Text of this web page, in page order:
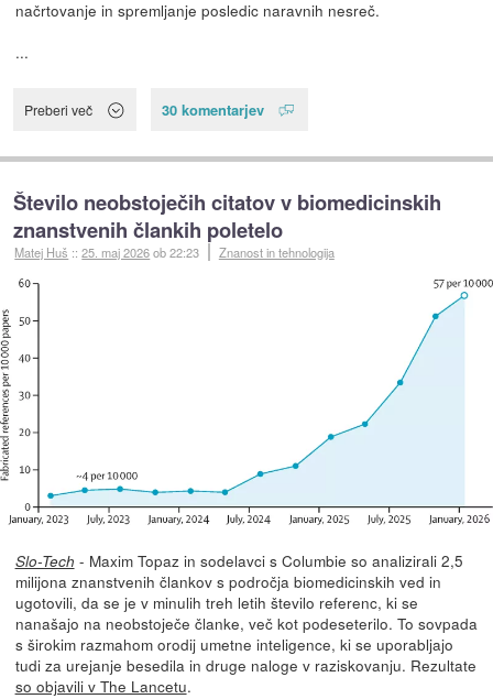
načrtovanje in spremljanje posledic naravnih nesreč.
...
Preberi več 30 komentarjev
Število neobstoječih citatov v biomedicinskih
znanstvenih člankih poletelo
Matej Huš ::25. maj 2026ob 22:23 Znanost in tehnologija
Slo-Tech - Maxim Topaz in sodelavci s Columbie so analizirali 2,5
milijona znanstvenih člankov s področja biomedicinskih ved in
ugotovili, da se je v minulih treh letih število referenc, ki se
nanašajo na neobstoječe članke, več kot podeseterilo. To sovpada
s širokim razmahom orodij umetne inteligence, ki se uporabljajo
tudi za urejanje besedila in druge naloge v raziskovanju. Rezultate
so objavili v The Lancetu.